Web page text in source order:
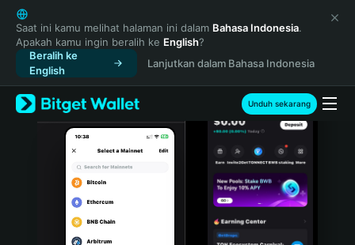
English
日本語
Tiếng Việt
Русский
Español (Latinoamérica)
Türkçe
Italiano
Português (Portugal)
Bahasa Indonesia
Saat ini kamu melihat halaman ini dalam Bahasa Indonesia.
Apakah kamu ingin beralih ke English?
Beralih ke
English
Lanjutkan dalam Bahasa Indonesia
Unduh sekarang